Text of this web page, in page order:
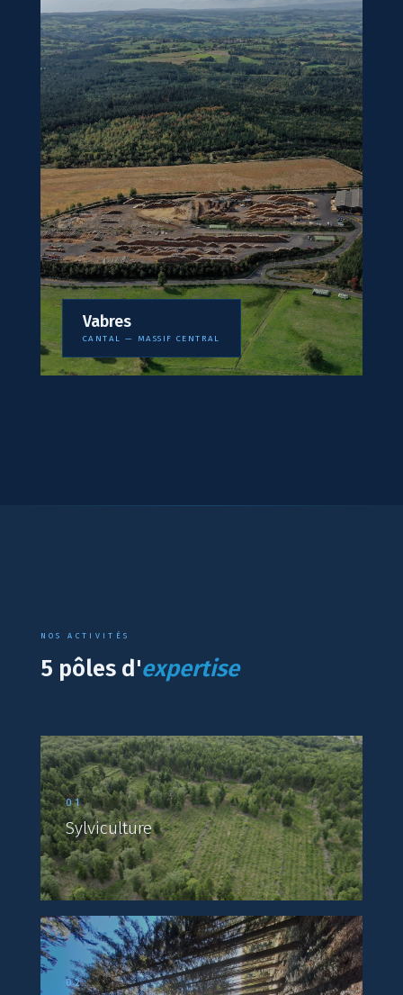
Vabres
CANTAL — MASSIF CENTRAL
NOS ACTIVITÉS
5 pôles d'expertise
01
Sylviculture
02